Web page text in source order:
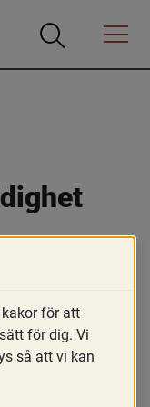
Öppna
Öppna
Menyn
innebär att
ekonomisk
för att
för dig. Vi
så att vi kan